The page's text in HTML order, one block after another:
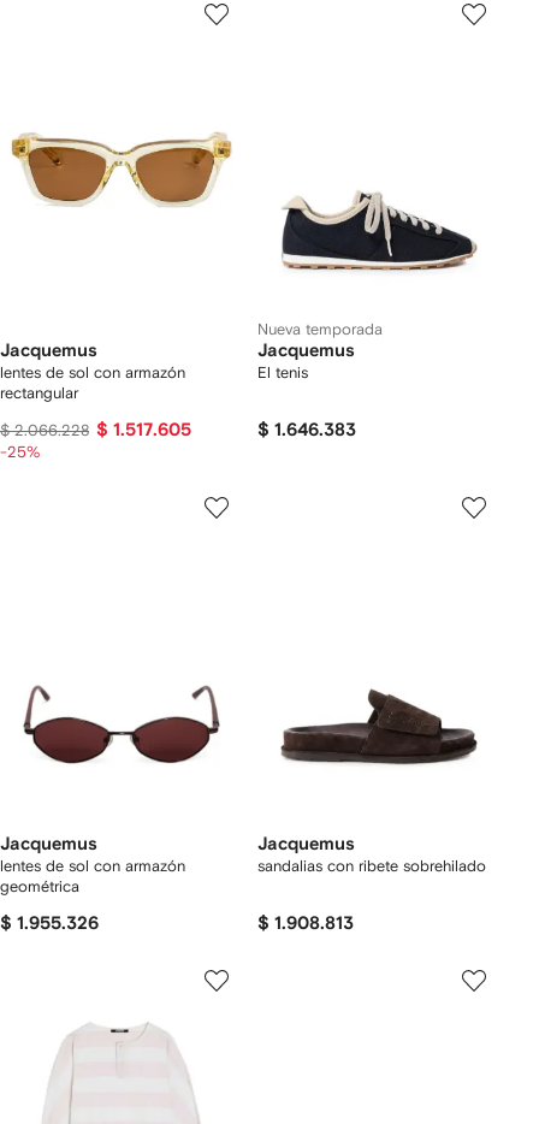
Jacquemus
lentes de sol con armazón
rectangular
$ 2.066.228 $ 1.517.605
-25%
Nueva temporada
Jacquemus
El tenis
$ 1.646.383
Jacquemus
lentes de sol con armazón
geométrica
$ 1.955.326
Jacquemus
sandalias con ribete sobrehilado
$ 1.908.813